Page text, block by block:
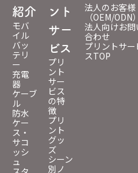
紹介
モバ
イル
バッ
テリ
ー
充電
器
ケーブ
ル
防水
ケー
ス・
サコ
ッシ
ュ
ント
サー
ビス
プリ
ント
サー
ビス
の特
徴
プリ
ント
グッ
ズ
シーン
別ノ
法人のお客様
（OEM/ODN）
法人向けお問
合わせ
プリントサー
スTOP